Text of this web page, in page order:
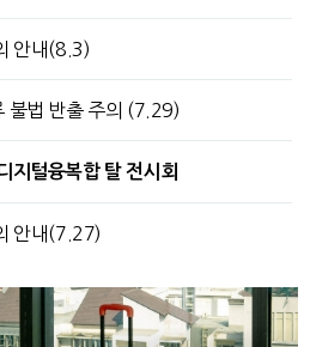
안내(8.3)
불법 반출 주의 (7.29)
지털융복합 탈 전시회
안내(7.27)